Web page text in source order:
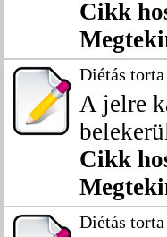
Cikk
Diétás
A jelre
Cikk
Diétás